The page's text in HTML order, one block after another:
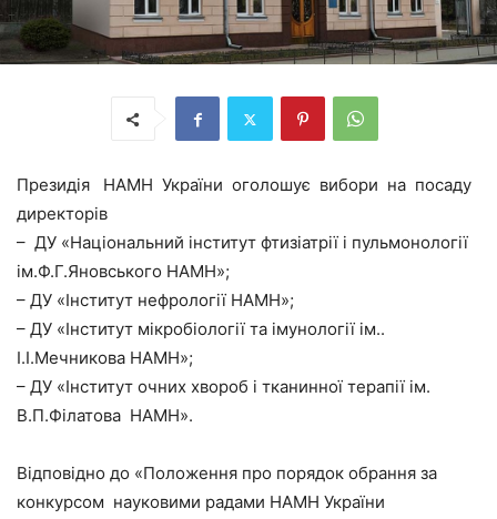
Президія НАМН України оголошує вибори на посаду
директорів
– ДУ «Національний інститут фтизіатрії і пульмонології
ім.Ф.Г.Яновського НАМН»;
– ДУ «Інститут нефрології НАМН»;
– ДУ «Інститут мікробіології та імунології ім..
І.І.Мечникова НАМН»;
– ДУ «Інститут очних хвороб і тканинної терапії ім.
В.П.Філатова НАМН».
Відповідно до «Положення про порядок обрання за
конкурсом науковими радами НАМН України